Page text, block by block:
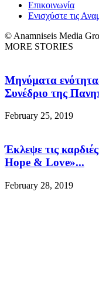
Επικοινωνία
Ενισχύστε τις
© Anamniseis Media
MORE STORIES
Μηνύματα
Συνέδριο της
February 25, 2019
Έκλεψε τις
Hope & Love»...
February 28, 2019